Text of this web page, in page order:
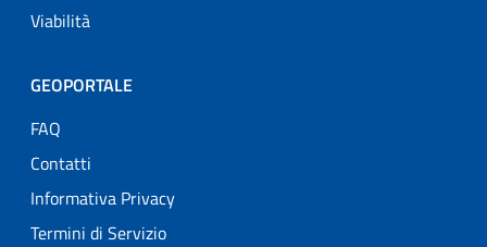
Viabilità
GEOPORTALE
FAQ
Contatti
Informativa Privacy
Termini di Servizio